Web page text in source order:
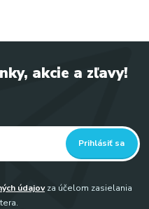
akcie a zľavy!
Prihlásiť sa
údajovza účelom zasielania